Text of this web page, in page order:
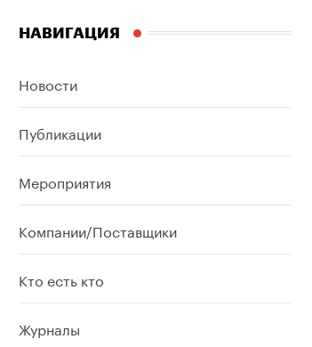
НАВИГАЦИЯ
Новости
Публикации
Мероприятия
Компании/Поставщики
Кто есть кто
Журналы